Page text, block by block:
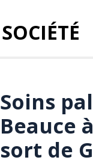
SOCIÉTÉ
Soins
Beauce
sort de